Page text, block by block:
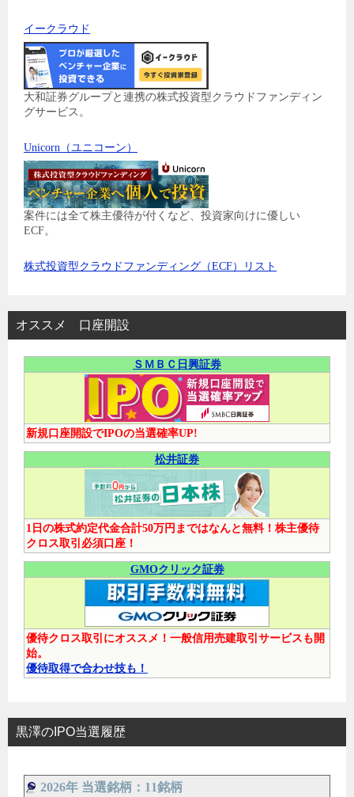
イークラウド
大和証券グループと連携の株式投資型クラウドファンディン
グサービス。
Unicorn（ユニコーン）
案件には全て株主優待が付くなど、投資家向けに優しい
ECF。
株式投資型クラウドファンディング（ECF）リスト
オススメ 口座開設
ＳＭＢＣ日興証券
新規口座開設でIPOの当選確率UP!
松井証券
1日の株式約定代金合計50万円まではなんと無料！株主優待
クロス取引必須口座！
GMOクリック証券
優待クロス取引にオススメ！一般信用売建取引サービスも開
始。
優待取得で合わせ技も！
黒澤のIPO当選履歴
2026年 当選銘柄：11銘柄